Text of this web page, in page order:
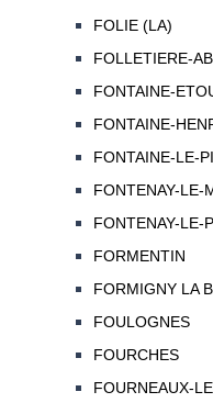
FOLIE (LA)
FOLLETIERE-
FONTAINE-
FONTAINE-
FONTAINE-LE-
FONTENAY-LE-
FONTENAY-LE-
FORMENTIN
FORMIGNY LA
FOULOGNES
FOURCHES
FOURNEAUX-